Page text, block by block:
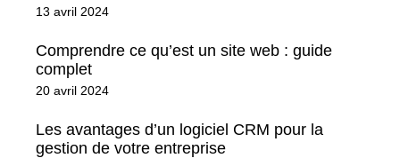
13 avril 2024
Comprendre ce qu’est un site web : guide
complet
20 avril 2024
Les avantages d’un logiciel CRM pour la
gestion de votre entreprise